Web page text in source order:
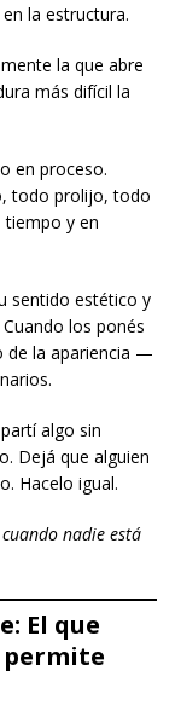
la estructura.
la que abre
más difícil la
en proceso.
todo prolijo, todo
tiempo y en
sentido estético y
los ponés
de la apariencia —
algo sin
Dejá que alguien
Hacelo igual.
nadie está
El que
permite